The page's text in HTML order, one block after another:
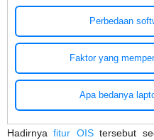
Perbedaan
Faktor yang
Apa bedanya
Hadirnyafitur OIStersebut